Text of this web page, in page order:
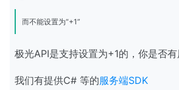
而不能设置为“+1”
极光API是支持设置为+1的，你是否
我们有提供C# 等的服务端SDK